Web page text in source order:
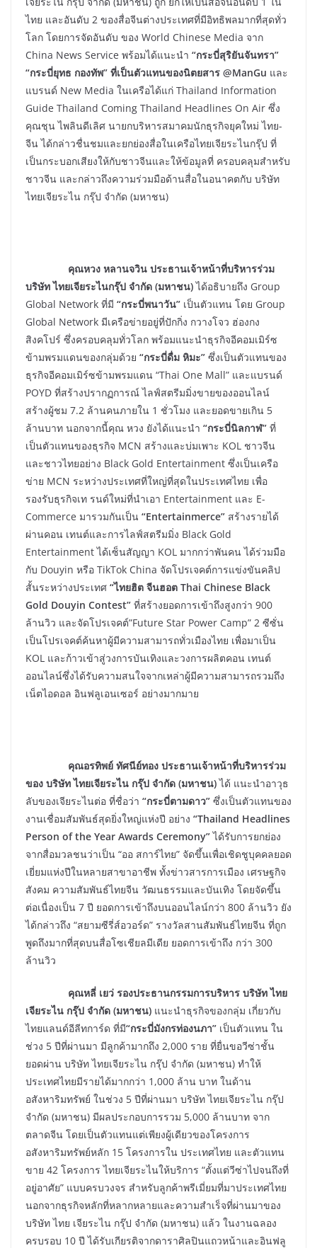
ไทย และอันดับ 2 ของสื่อจีนต่างประเทศที่มีอิทธิพลมากที่สุดทั่ว
โลก โดยการจัดอันดับ ของ World Chinese Media จาก
China News Service พร้อมได้แนะนำ “กระบี่สุริยันจันทรา”
“กระบี่ยุทธ กองทัพ” ที่เป็นตัวแทนของนิตยสาร @ManGu และ
แบรนด์ New Media ในเครือได้แก่ Thailand Information
Guide Thailand Coming Thailand Headlines On Air ซึ่ง
คุณชุน ไพลินดีเลิศ นายกบริหารสมาคมนักธุรกิจยุคใหม่ ไทย-
จีน ได้กล่าวชื่นชมและยกย่องสื่อในเครือไทยเจียระไนกรุ๊ป ที่
เป็นกระบอกเสียงให้กับชาวจีนและให้ข้อมูลที่ ครอบคลุมสำหรับ
ชาวจีน และกล่าวถึงความร่วมมือด้านสื่อในอนาคตกับ บริษัท
ไทยเจียระไน กรุ๊ป จำกัด (มหาชน)
คุณหวง หลานจวิน ประธานเจ้าหน้าที่บริหารร่วม
บริษัท ไทยเจียระไนกรุ๊ป จำกัด (มหาชน)ได้อธิบายถึง Group
Global Network ที่มี “กระบี่พนาวัน” เป็นตัวแทน โดย Group
Global Network มีเครือข่ายอยู่ที่ปักกิ่ง กวางโจว ฮ่องกง
สิงคโปร์ ซึ่งครอบคลุมทั่วโลก พร้อมแนะนำธุรกิจอีคอมเมิร์ซ
ข้ามพรมแดนของกลุ่มด้วย “กระบี่ดื่ม หิมะ” ซึ่งเป็นตัวแทนของ
ธุรกิจอีคอมเมิร์ซข้ามพรมแดน “Thai One Mall” และแบรนด์
POYD ที่สร้างปรากฏการณ์ ไลฟ์สตรีมมิ่งขายของออนไลน์
สร้างผู้ชม 7.2 ล้านคนภายใน 1 ชั่วโมง และยอดขายเกิน 5
ล้านบาท นอกจากนี้คุณ หวง ยังได้แนะนำ “กระบี่นิลกาฬ” ที่
เป็นตัวแทนของธุรกิจ MCN สร้างและบ่มเพาะ KOL ชาวจีน
และชาวไทยอย่าง Black Gold Entertainment ซึ่งเป็นเครือ
ข่าย MCN ระหว่างประเทศที่ใหญ่ที่สุดในประเทศไทย เพื่อ
รองรับธุรกิจเท รนด์ใหม่ที่นำเอา Entertainment และ E-
Commerce มารวมกันเป็น “Entertainmerce” สร้างรายได้
ผ่านคอน เทนต์และการไลฟ์สตรีมมิ่ง Black Gold
Entertainment ได้เซ็นสัญญา KOL มากกว่าพันคน ได้ร่วมมือ
กับ Douyin หรือ TikTok China จัดโปรเจคต์การแข่งขันคลิป
สั้นระหว่างประเทศ “ไทยฮิต จีนฮอต Thai Chinese Black
Gold Douyin Contest” ที่สร้างยอดการเข้าถึงสูงกว่า 900
ล้านวิว และจัดโปรเจคต์”Future Star Power Camp” 2 ซีซั่น
เป็นโปรเจคต์ค้นหาผู้มีความสามารถทั่วเมืองไทย เพื่อมาเป็น
KOL และก้าวเข้าสู่วงการบันเทิงและวงการผลิตคอน เทนต์
ออนไลน์ซึ่งได้รับความสนใจจากเหล่าผู้มีความสามารถรวมถึง
เน็ตไอดอล อินฟลูเอนเซอร์ อย่างมากมาย
คุณอรทิพย์ ทัศนีย์ทอง ประธานเจ้าหน้าที่บริหารร่วม
ของ บริษัท ไทยเจียระไน กรุ๊ป จำกัด (มหาชน)ได้ แนะนำอาวุธ
ลับของเจียระไนต่อ ที่ชื่อว่า “กระบี่ตามดาว” ซึ่งเป็นตัวแทนของ
งานเชื่อมสัมพันธ์สุดยิ่งใหญ่แห่งปี อย่าง “Thailand Headlines
Person of the Year Awards Ceremony”ได้รับการยกย่อง
จากสื่อมวลชนว่าเป็น “ออ สการ์ไทย” จัดขึ้นเพื่อเชิดชูบุคคลยอด
เยี่ยมแห่งปีในหลายสาขาอาชีพ ทั้งข่าวสารการเมือง เศรษฐกิจ
สังคม ความสัมพันธ์ไทยจีน วัฒนธรรมและบันเทิง โดยจัดขึ้น
ต่อเนื่องเป็น 7 ปี ยอดการเข้าถึงบนออนไลน์กว่า 800 ล้านวิว ยัง
ได้กล่าวถึง “สยามซีรี่ส์อวอร์ด” รางวัลสานสัมพันธ์ไทยจีน ที่ถูก
พูดถึงมากที่สุดบนสื่อโซเชียลมีเดีย ยอดการเข้าถึง กว่า 300
ล้านวิว
คุณหลี่ เยว่ รองประธานกรรมการบริหาร บริษัท ไทย
เจียระไน กรุ๊ป จำกัด (มหาชน) แนะนำธุรกิจของกลุ่ม เกี่ยวกับ
ไทยแลนด์อีลีทการ์ด ที่มี“กระบี่มังกรท่องนภา” เป็นตัวแทน ใน
ช่วง 5 ปีที่ผ่านมา มีลูกค้ามากถึง 2,000 ราย ที่ยื่นขอวีซ่าชั้น
ยอดผ่าน บริษัท ไทยเจียระไน กรุ๊ป จำกัด (มหาชน) ทำให้
ประเทศไทยมีรายได้มากกว่า 1,000 ล้าน บาท ในด้าน
อสังหาริมทรัพย์ ในช่วง 5 ปีที่ผ่านมา บริษัท ไทยเจียระไน กรุ๊ป
จำกัด (มหาชน) มีผลประกอบการรวม 5,000 ล้านบาท จาก
ตลาดจีน โดยเป็นตัวแทนแต่เพียงผู้เดียวของโครงการ
อสังหาริมทรัพย์หลัก 15 โครงการใน ประเทศไทย และตัวแทน
ขาย 42 โครงการ ไทยเจียระไนให้บริการ “ตั้งแต่วีซ่าไปจนถึงที่
อยู่อาศัย” แบบครบวงจร สำหรับลูกค้าพรีเมี่ยมที่มาประเทศไทย
นอกจากธุรกิจหลักที่หลากหลายและความสำเร็จที่ผ่านมาของ
บริษัท ไทย เจียระไน กรุ๊ป จำกัด (มหาชน) แล้ว ในงานฉลอง
ครบรอบ 10 ปี ได้รับเกียรติจากดาราศิลปินแถวหน้าและอินฟลู